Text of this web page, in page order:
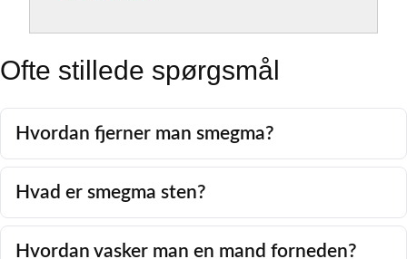
Ofte stillede spørgsmål
Hvordan fjerner man smegma?
Hvad er smegma sten?
Hvordan vasker man en mand forneden?